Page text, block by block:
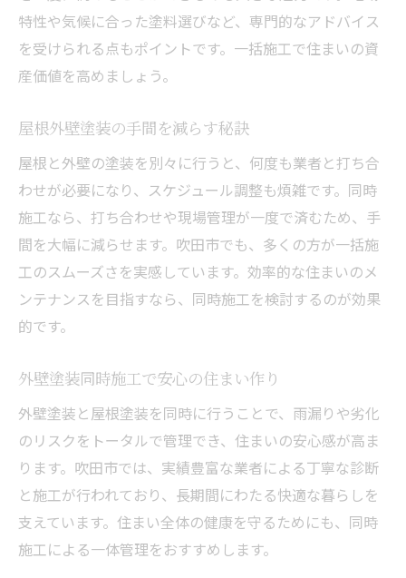
特性や気候に合った塗料選びなど、専門的なアドバイス
を受けられる点もポイントです。一括施工で住まいの資
産価値を高めましょう。
屋根外壁塗装の手間を減らす秘訣
屋根と外壁の塗装を別々に行うと、何度も業者と打ち合
わせが必要になり、スケジュール調整も煩雑です。同時
施工なら、打ち合わせや現場管理が一度で済むため、手
間を大幅に減らせます。吹田市でも、多くの方が一括施
工のスムーズさを実感しています。効率的な住まいのメ
ンテナンスを目指すなら、同時施工を検討するのが効果
的です。
外壁塗装同時施工で安心の住まい作り
外壁塗装と屋根塗装を同時に行うことで、雨漏りや劣化
のリスクをトータルで管理でき、住まいの安心感が高ま
ります。吹田市では、実績豊富な業者による丁寧な診断
と施工が行われており、長期間にわたる快適な暮らしを
支えています。住まい全体の健康を守るためにも、同時
施工による一体管理をおすすめします。